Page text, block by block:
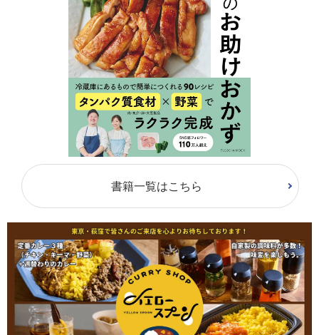
書籍一覧はこちら